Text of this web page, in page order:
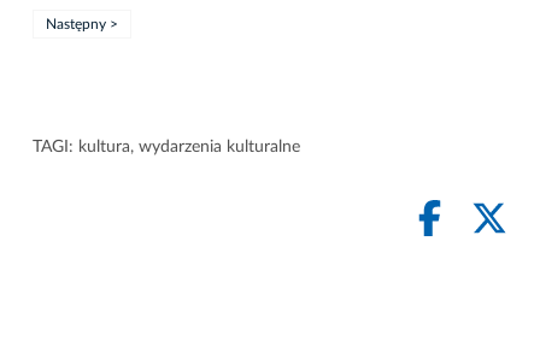
Następny >
TAGI: kultura, wydarzenia kulturalne